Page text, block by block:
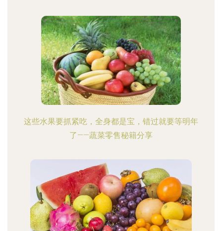
这些水果要抓紧吃，全身都是宝，错过就要等明年
了——蔬菜零售秘籍分享